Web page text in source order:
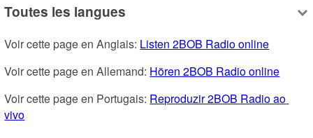
Toutes les langues
Voir cette page en Anglais: Listen 2BOB Radio online
Voir cette page en Allemand: Hören 2BOB Radio online
Voir cette page en Portugais: Reproduzir 2BOB Radio ao
vivo